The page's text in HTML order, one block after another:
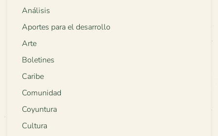
Análisis
Aportes para el desarrollo
Arte
Boletines
Caribe
Comunidad
Coyuntura
Cultura